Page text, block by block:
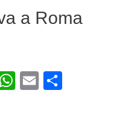
a Roma
W E